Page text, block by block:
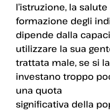
l’istruzione, la salute
formazione degli
dipende dalla
utilizzare la sua
trattata male, se si
investano troppo
una quota
significativa della